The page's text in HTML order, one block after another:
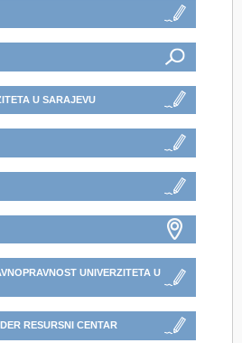
U SARAJEVU
UNIVERZITETA U
RESURSNI CENTAR